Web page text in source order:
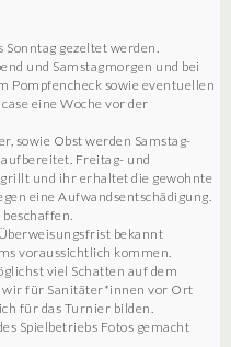
gezeltet werden.
und Samstagmorgen und bei
Pompfencheck sowie eventuellen
eine Woche vor der
sowie Obst werden Samstag-
Freitag- und
und ihr erhaltet die gewohnte
eine Aufwandsentschädigung.
bekannt
voraussichtlich kommen.
viel Schatten auf dem
wir für Sanitäter*innen vor Ort
für das Turnier bilden.
Spielbetriebs Fotos gemacht